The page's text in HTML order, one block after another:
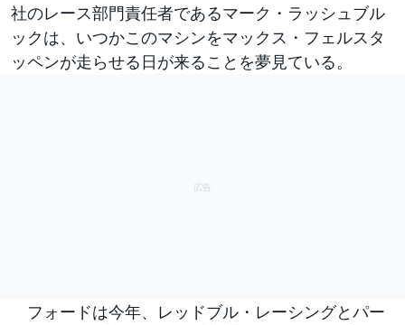
社のレース部門責任者であるマーク・ラッシュブル
ックは、いつかこのマシンをマックス・フェルスタ
ッペンが走らせる日が来ることを夢見ている。
フォードは今年、レッドブル・レーシングとパー